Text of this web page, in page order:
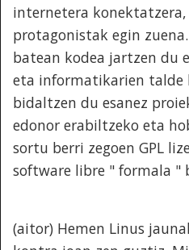
internetera
protagonistak egin
batean kodea jartzen du
eta informatikarien talde
bidaltzen du esanez
edonor erabiltzeko eta
sortu berri zegoen GPL
software libre " formala "
(aitor) Hemen Linus